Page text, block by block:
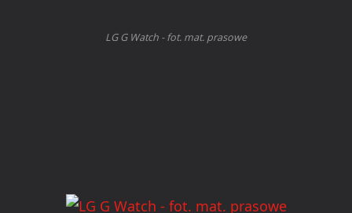
LG G Watch - fot. mat. prasowe